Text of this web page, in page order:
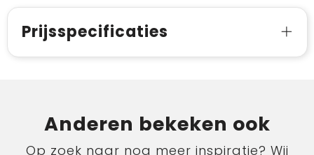
Prijsspecificaties
Anderen bekeken ook
Op zoek naar nog meer inspiratie? Wij